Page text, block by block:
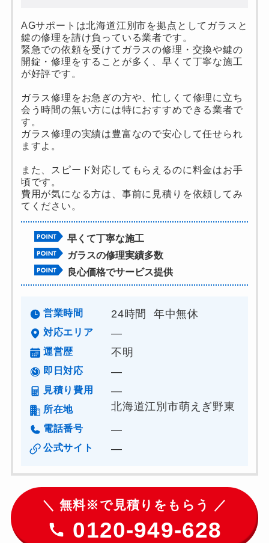
AGサポートは北海道江別市を拠点としてガラスと
鍵の修理を請け負っている業者です。
緊急での依頼を受けてガラスの修理・交換や鍵の
開錠・修理をすることが多く、早くて丁寧な施工
が好評です。
ガラス修理をお急ぎの方や、忙しくて修理に立ち
会う時間の無い方には特におすすめできる業者で
す。
ガラス修理の実績は豊富なので安心して任せられ
ますよ。
また、スピード対応してもらえるのに料金はお手
頃です。
費用が気になる方は、事前に見積りを依頼してみ
てください。
早くて丁寧な施工
ガラスの修理実績多数
良心価格でサービス提供
営業時間 24時間 年中無休
対応エリア ―
運営歴 不明
即日対応 ―
見積り費用 ―
所在地 北海道江別市萌えぎ野東
電話番号 ―
公式サイト ―
＼ 無料※で見積りをもらう ／
0120-949-628